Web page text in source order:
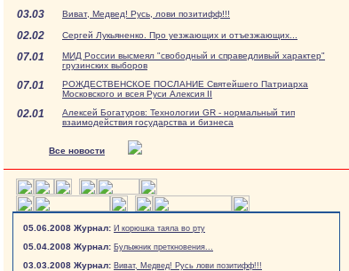
03.03 Виват, Медвед! Русь, лови позитифф!!!
02.02 Сергей Лукьяненко. Про уезжающих и отъезжающих...
07.01
МИД России высмеял "свободный и справедливый характер"
грузинских выборов
07.01
РОЖДЕСТВЕНСКОЕ ПОСЛАНИЕ Святейшего Патриарха
Московского и всея Руси Алексия II
02.01
Алексей Богатуров: Технологии GR - нормальный тип
взаимодействия государства и бизнеса
Все новости
05.06.2008 Журнал: И корюшка таяла во рту
05.04.2008 Журнал: Булыжник преткновения...
03.03.2008 Журнал: Виват, Медвед! Русь лови позитифф!!!